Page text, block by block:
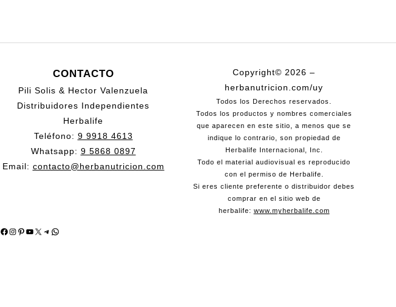
CONTACTO
Pili Solis & Hector Valenzuela
Distribuidores Independientes
Herbalife
Teléfono: 9 9918 4613
Whatsapp: 9 5868 0897
Email: contacto@herbanutricion.com
Facebook
Instagram
Pinterest
YouTube
X Telegram
WhatsApp
Copyright© 2026 –
herbanutricion.com/uy
Todos los Derechos reservados.
Todos los productos y nombres comerciales
que aparecen en este sitio, a menos que se
indique lo contrario, son propiedad de
Herbalife Internacional, Inc.
Todo el material audiovisual es reproducido
con el permiso de Herbalife.
Si eres cliente preferente o distribuidor debes
comprar en el sitio web de
herbalife: www.myherbalife.com